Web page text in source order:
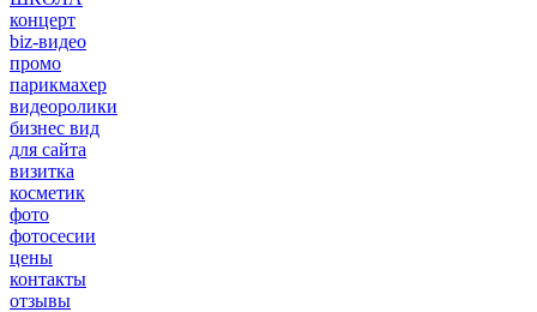
концерт
biz-видео
промо
парикмахер
видеоролики
бизнес вид
для сайта
визитка
косметик
фото
фотосесии
цены
контакты
отзывы